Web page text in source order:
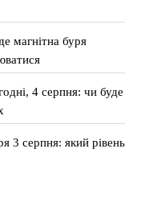
магнітна буря
4 серпня: чи буде
3 серпня: який рівень